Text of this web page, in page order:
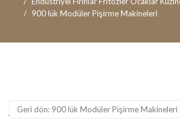
900 lük Modüler Pişirme Makineleri
Geri dön: 900 lük Modüler Pişirme Makineleri